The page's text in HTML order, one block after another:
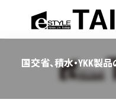
国交省、積水・YKK製